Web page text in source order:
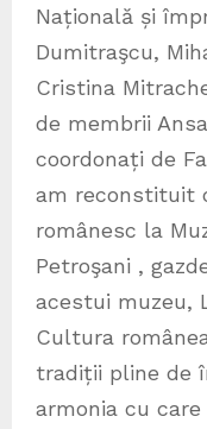
Națională și
Dumitraşcu,
Cristina
de membrii
coordonați de
am reconstituit
românesc la
Petroşani ,
acestui muzeu,
Cultura
tradiții pline de
armonia cu